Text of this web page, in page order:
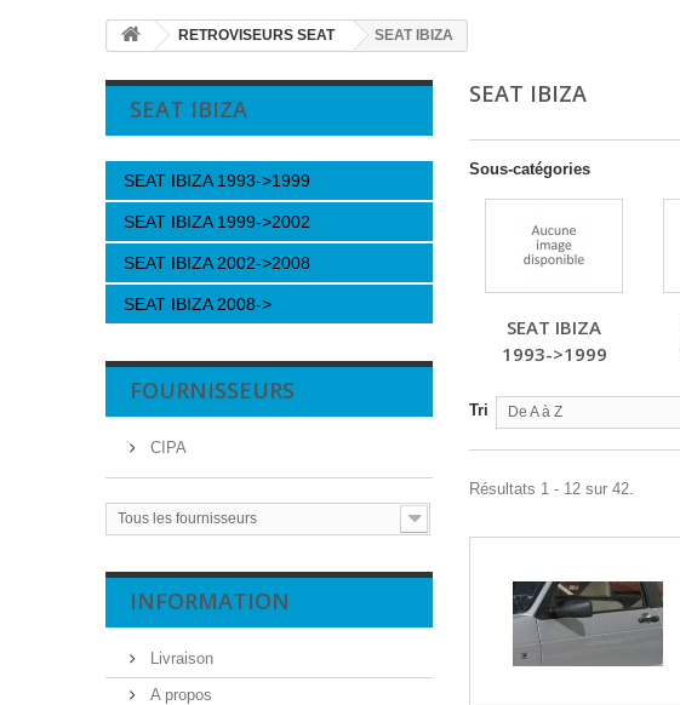
RETROVISEURS SEAT SEAT IBIZA
SEAT IBIZA
SEAT IBIZA 1993->1999
SEAT IBIZA 1999->2002
SEAT IBIZA 2002->2008
SEAT IBIZA 2008->
FOURNISSEURS
CIPA
Tous les fournisseurs
INFORMATION
Livraison
A propos
SEAT IBIZA
Sous-catégories
SEAT IBIZA
1993->1999
Tri De A à Z
Résultats 1 - 12 sur 42.